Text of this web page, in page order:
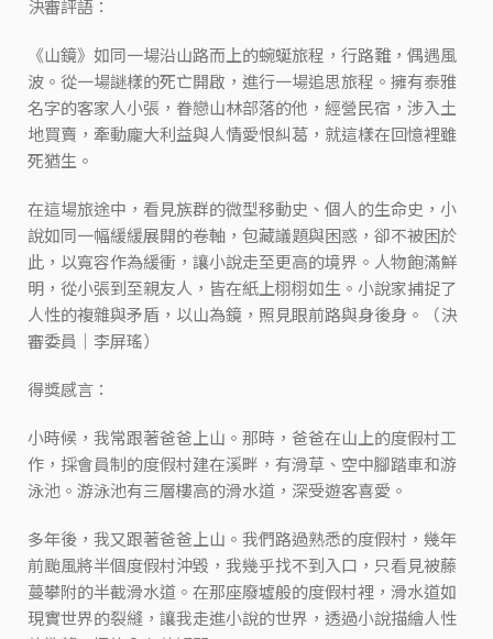
決審評語：
《山鏡》如同一場沿山路而上的蜿蜒旅程，行路難，偶遇風
波。從一場謎樣的死亡開啟，進行一場追思旅程。擁有泰雅
名字的客家人小張，眷戀山林部落的他，經營民宿，涉入土
地買賣，牽動龐大利益與人情愛恨糾葛，就這樣在回憶裡雖
死猶生。
在這場旅途中，看見族群的微型移動史、個人的生命史，小
說如同一幅緩緩展開的卷軸，包藏議題與困惑，卻不被困於
此，以寬容作為緩衝，讓小說走至更高的境界。人物飽滿鮮
明，從小張到至親友人，皆在紙上栩栩如生。小說家捕捉了
人性的複雜與矛盾，以山為鏡，照見眼前路與身後身。（決
審委員｜李屏瑤）
得獎感言：
小時候，我常跟著爸爸上山。那時，爸爸在山上的度假村工
作，採會員制的度假村建在溪畔，有滑草、空中腳踏車和游
泳池。游泳池有三層樓高的滑水道，深受遊客喜愛。
多年後，我又跟著爸爸上山。我們路過熟悉的度假村，幾年
前颱風將半個度假村沖毀，我幾乎找不到入口，只看見被藤
蔓攀附的半截滑水道。在那座廢墟般的度假村裡，滑水道如
現實世界的裂縫，讓我走進小說的世界，透過小說描繪人性